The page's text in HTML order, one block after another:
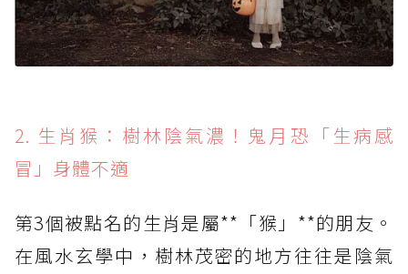
2. 生肖猴：樹林陰氣濃！鬼月恐「生病感
冒」身體不適
第3個被點名的生肖是屬**「猴」**的朋友。
在風水玄學中，樹林茂密的地方往往是陰氣